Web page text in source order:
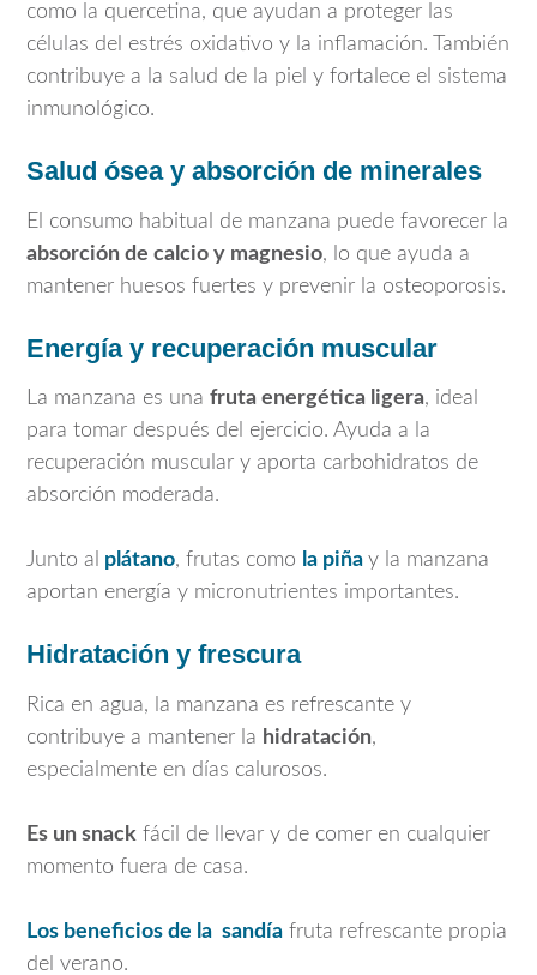
como la quercetina, que ayudan a proteger las
células del estrés oxidativo y la inflamación. También
contribuye a la salud de la piel y fortalece el sistema
inmunológico.
Salud ósea y absorción de minerales
El consumo habitual de manzana puede favorecer la
absorción de calcio y magnesio, lo que ayuda a
mantener huesos fuertes y prevenir la osteoporosis.
Energía y recuperación muscular
La manzana es una fruta energética ligera, ideal
para tomar después del ejercicio. Ayuda a la
recuperación muscular y aporta carbohidratos de
absorción moderada.
Junto al plátano, frutas como la piña y la manzana
aportan energía y micronutrientes importantes.
Hidratación y frescura
Rica en agua, la manzana es refrescante y
contribuye a mantener la hidratación,
especialmente en días calurosos.
Es un snack fácil de llevar y de comer en cualquier
momento fuera de casa.
Los beneficios de la sandía fruta refrescante propia
del verano.